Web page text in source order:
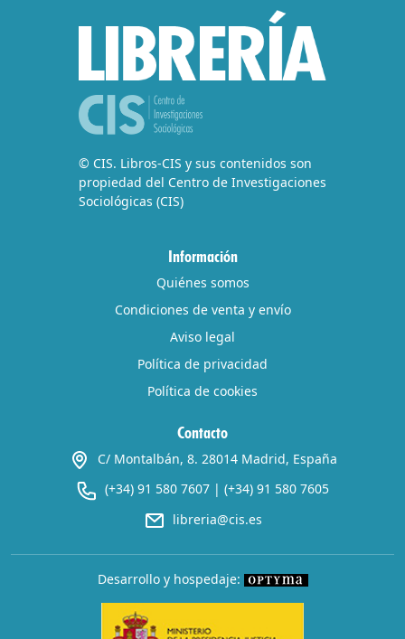
© CIS. Libros-CIS y sus contenidos son
propiedad del Centro de Investigaciones
Sociológicas (CIS)
Información
Quiénes somos
Condiciones de venta y envío
Aviso legal
Política de privacidad
Política de cookies
Contacto
C/ Montalbán, 8. 28014 Madrid, España
(+34) 91 580 7607 | (+34) 91 580 7605
libreria@cis.es
Desarrollo y hospedaje: